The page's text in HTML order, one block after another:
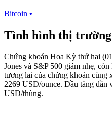
Bitcoin •
Tình hình thị trường
Chứng khoán Hoa Kỳ thứ hai
Jones và S&P 500 giảm nhẹ,
tương lai của chứng khoán cùng
2269 USD/ounce. Dầu tăng dần
USD/thùng.